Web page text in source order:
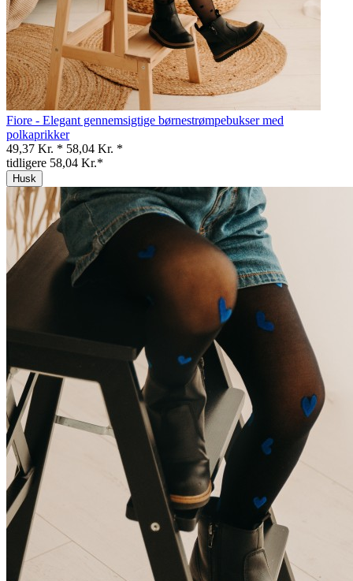
Fiore - Elegant gennemsigtige børnestrømpebukser med
polkaprikker
49,37 Kr. * 58,04 Kr. *
tidligere 58,04 Kr.*
Husk